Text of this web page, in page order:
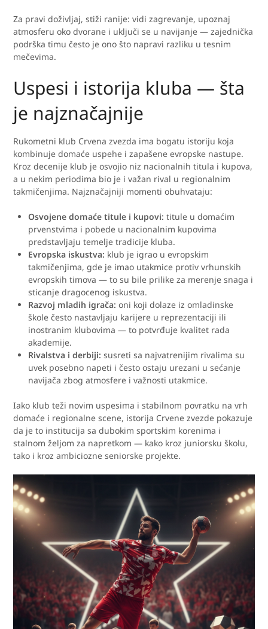
Za pravi doživljaj, stiži ranije: vidi zagrevanje, upoznaj
atmosferu oko dvorane i uključi se u navijanje — zajednička
podrška timu često je ono što napravi razliku u tesnim
mečevima.
Uspesi i istorija kluba — šta
je najznačajnije
Rukometni klub Crvena zvezda ima bogatu istoriju koja
kombinuje domaće uspehe i zapašene evropske nastupe.
Kroz decenije klub je osvojio niz nacionalnih titula i kupova,
a u nekim periodima bio je i važan rival u regionalnim
takmičenjima. Najznačajniji momenti obuhvataju:
Osvojene domaće titule i kupovi: titule u domaćim
prvenstvima i pobede u nacionalnim kupovima
predstavljaju temelje tradicije kluba.
Evropska iskustva: klub je igrao u evropskim
takmičenjima, gde je imao utakmice protiv vrhunskih
evropskih timova — to su bile prilike za merenje snaga i
sticanje dragocenog iskustva.
Razvoj mladih igrača: oni koji dolaze iz omladinske
škole često nastavljaju karijere u reprezentaciji ili
inostranim klubovima — to potvrđuje kvalitet rada
akademije.
Rivalstva i derbiji: susreti sa najvatrenijim rivalima su
uvek posebno napeti i često ostaju urezani u sećanje
navijača zbog atmosferе i važnosti utakmice.
Iako klub teži novim uspesima i stabilnom povratku na vrh
domaće i regionalne scene, istorija Crvene zvezde pokazuje
da je to institucija sa dubokim sportskim korenima i
stalnom željom za napretkom — kako kroz juniorsku školu,
tako i kroz ambiciozne seniorske projekte.